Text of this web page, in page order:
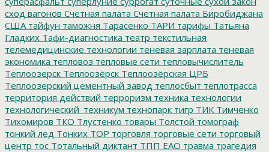
сход вагонов Счетная палата Счетная палата Биробиджана
США тайфун таможня Тарасенко ТАРИ тарифы Татьяна
Гладких Тафи-диагностика театр текстильная
телемедицинские технологии теневая зарплата теневая
экономика тепловоз тепловые сети тепловычислитель
Теплоозерск Теплоозёрск Теплоозёрская ЦРБ
Теплоозерский цементный завод теплосбыт теплотрасса
территория действий терроризм техника технологии
технологический_техникум технопарк тигр ТИК Тимченко
Тихомиров ТКО Тлустенко товары Толстой томограф
тонкий лед Тонких ТОР торговля торговые сети торговый
центр тос Тотальный диктант ТПП ЕАО травма трагедия